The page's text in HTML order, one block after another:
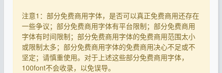
注意1：部分免费商用字体，是否可以真正免费商用还存在
一些争议；部分免费商用字体有平台限制；部分免费商用
字体有时间限制；部分免费商用字体的免费商用范围太小
或限制太多；部分免费商用字体的免费商用决心不足或不
坚定；请慎重使用。对于上述这些部分免费商用字体，
100font不会收录，以免误导。